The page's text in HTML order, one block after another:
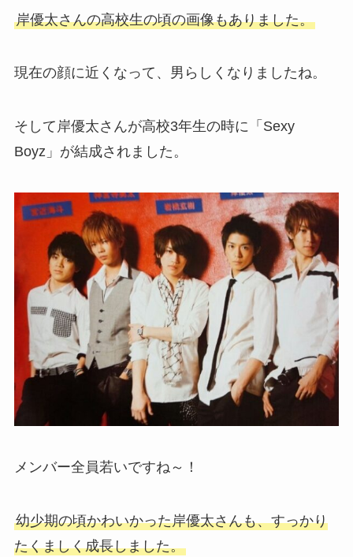
岸優太さんの高校生の頃の画像もありました。
現在の顔に近くなって、男らしくなりましたね。
そして岸優太さんが高校3年生の時に「Sexy
Boyz」が結成されました。
メンバー全員若いですね～！
幼少期の頃かわいかった岸優太さんも、すっかり
たくましく成長しました。